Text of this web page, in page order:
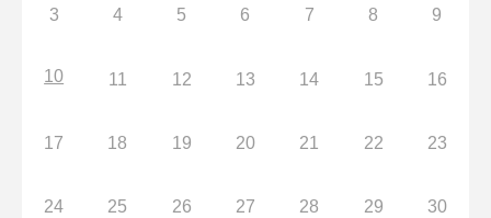
3 4 5 6 7 8 9
10 11 12 13 14 15 16
17 18 19 20 21 22 23
24 25 26 27 28 29 30